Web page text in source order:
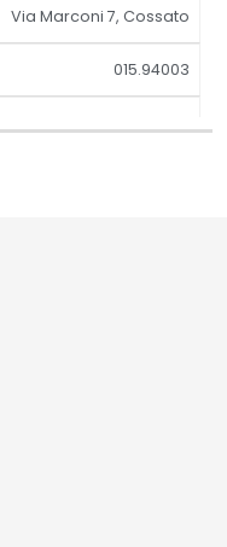
Via Marconi 7, Cossato
015.94003